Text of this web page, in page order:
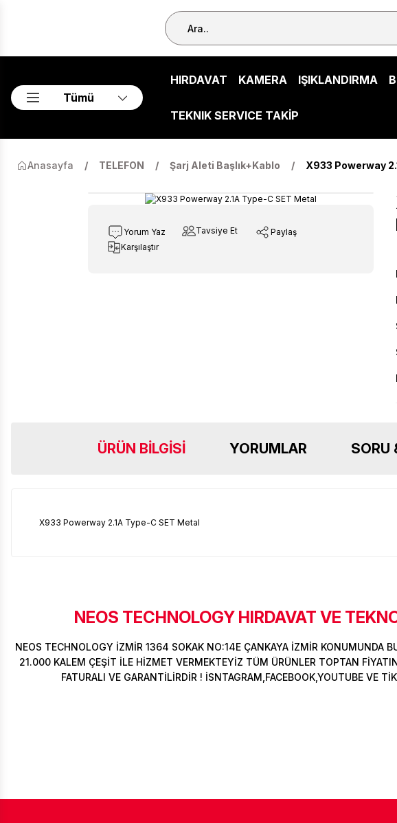
Tümü
HIRDAVAT KAMERA IŞIKLANDIRMA
TEKNIK SERVICE TAKİP
Anasayfa TELEFON Şarj Aleti Başlık+Kablo X933 Powerway
Yorum Yaz Tavsiye Et
Paylaş
Karşılaştır
ÜRÜN BILGISI YORUMLAR SORU
X933 Powerway 2.1A Type-C SET Metal
NEOS TECHNOLOGY HIRDAVAT VE
NEOS TECHNOLOGY İZMİR 1364 SOKAK NO:14E ÇANKAYA İZMİR KONUMUNDA
21.000 KALEM ÇEŞİT İLE HİZMET VERMEKTEYİZ TÜM ÜRÜNLER TOPTAN
FATURALI VE GARANTİLİRDİR ! İSNTAGRAM,FACEBOOK,YOUTUBE VE